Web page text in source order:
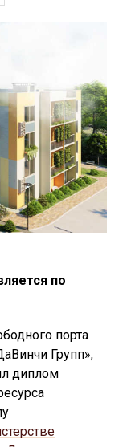
по
порта
Групп»,
диплом